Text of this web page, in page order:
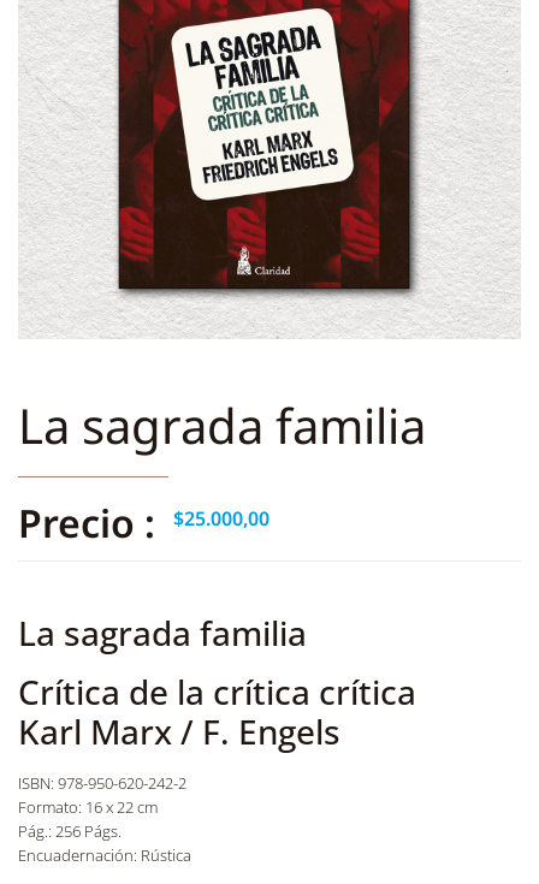
La sagrada familia
Precio : $25.000,00
La sagrada familia
Crítica de la crítica crítica
Karl Marx / F. Engels
ISBN: 978-950-620-242-2
Formato: 16 x 22 cm
Pág.: 256 Págs.
Encuadernación: Rústica